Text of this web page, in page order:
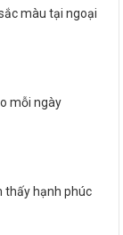
màu tại ngoại
mỗi ngày
thấy hạnh phúc